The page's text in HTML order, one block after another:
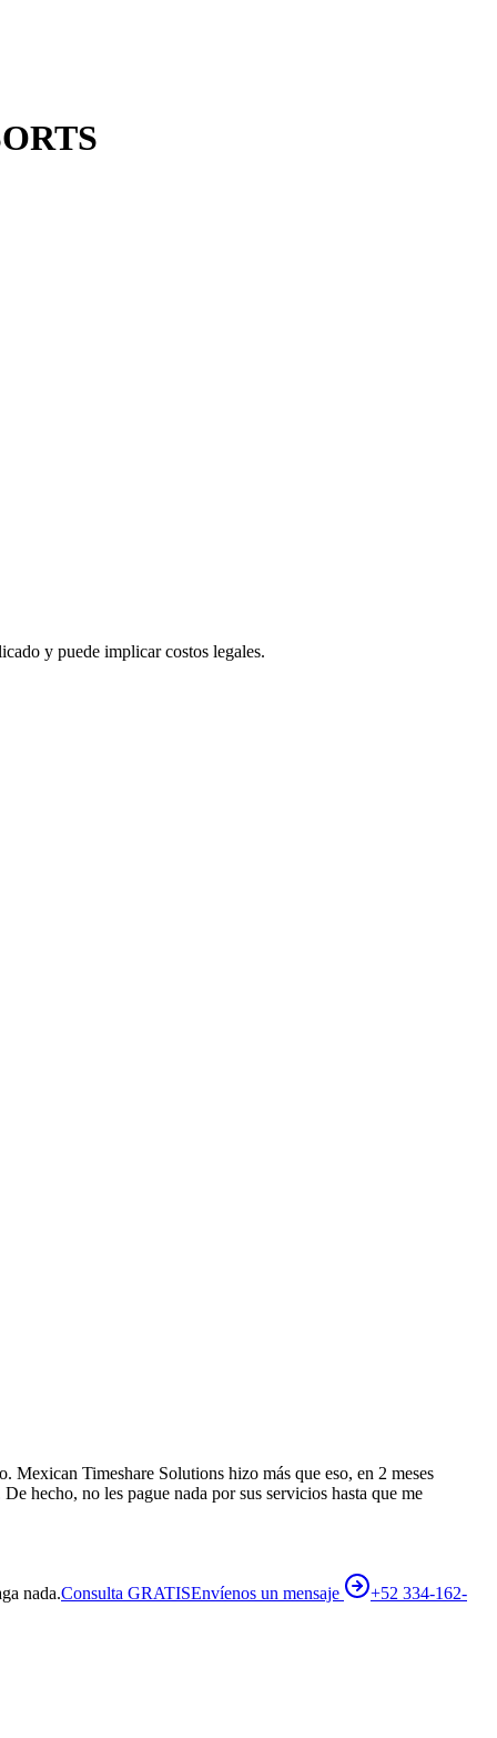
y puede implicar costos legales.
Timeshare Solutions hizo más que eso, en 2 meses
hecho, no les pague nada por sus servicios hasta que me
nada.Consulta GRATISEnvíenos un mensaje
+52 334-162-